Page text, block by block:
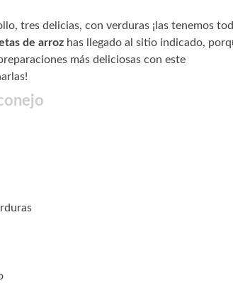
tres delicias, con verduras ¡las tenemos
de arrozhas llegado al sitio indicado,
más deliciosas con este